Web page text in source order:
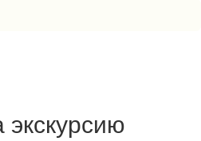
экскурсию